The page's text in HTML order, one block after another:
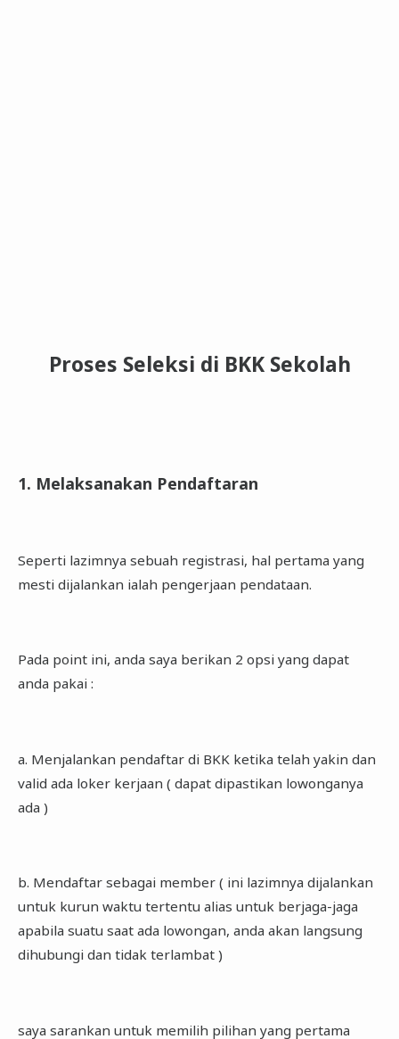
Proses Seleksi di BKK Sekolah
1. Melaksanakan Pendaftaran
Seperti lazimnya sebuah registrasi, hal pertama yang
mesti dijalankan ialah pengerjaan pendataan.
Pada point ini, anda saya berikan 2 opsi yang dapat
anda pakai :
a. Menjalankan pendaftar di BKK ketika telah yakin dan
valid ada loker kerjaan ( dapat dipastikan lowonganya
ada )
b. Mendaftar sebagai member ( ini lazimnya dijalankan
untuk kurun waktu tertentu alias untuk berjaga-jaga
apabila suatu saat ada lowongan, anda akan langsung
dihubungi dan tidak terlambat )
saya sarankan untuk memilih pilihan yang pertama